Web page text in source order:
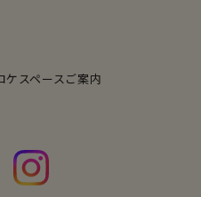
ケスペースご案内